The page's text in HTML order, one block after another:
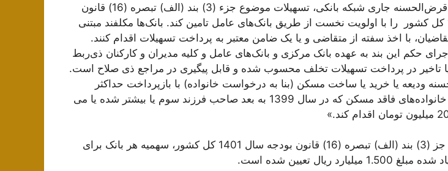
درصد سپرده‌های قرض‌الحسنه جاری شبکه بانکی، تسهیلات موضوع جزء (3) بند (الف) تبصره (16) قانون
بودجه سال 1401 کل کشور را با اولویت نخست از طریق بانک‌های عامل تامین کند. بانک‌ها مکلفند مبتنی
با اخذ سفته از متقاضی و یا یک ضامن معتبر به پرداخت تسهیلات اقدام کنند.
حکم این بند به عهده بانک مرکزی و بانک‌های عامل و کلیه مدیران و کارکنان ذی‌ربط
تاخیر در پرداخت تسهیلات تخلف محسوب شده و قابل پیگیری در مراجع ذی صلاح است.
ودیعه یا خرید یا ساخت مسکن (بنا به درخواست خانواده) با بازپرداخت حداکثر
بیست ساله برای خانواده‌های فاقد مسکن که در سال 1399 به بعد صاحب فرزند سوم یا بیشتر شده یا می
در راستای اجرای جز (3) بند (الف) تبصره (16) قانون بودجه سال 1401 کل کشور، سهمیه هر بانک برای
ریال تعیین شده است.